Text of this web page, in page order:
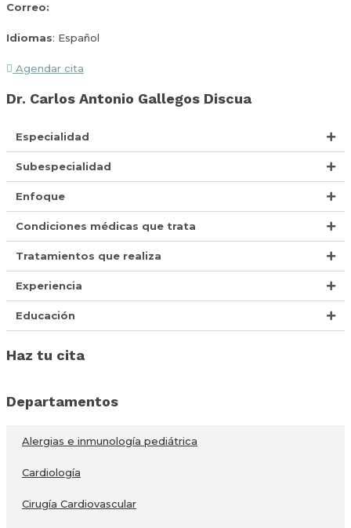
Correo:
Idiomas: Español
Agendar cita
Dr. Carlos Antonio Gallegos Discua
Especialidad
Subespecialidad
Enfoque
Condiciones médicas que trata
Tratamientos que realiza
Experiencia
Educación
Haz tu cita
Departamentos
Alergias e inmunología pediátrica
Cardiología
Cirugía Cardiovascular